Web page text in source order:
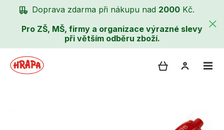
Doprava zdarma při nákupu nad 2000 Kč.
Pro ZŠ, MŠ, firmy a organizace výrazné slevy
při větším odběru zboží.